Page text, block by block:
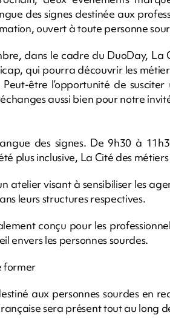
des signes destinée aux
ouvert à toute personne
dans le cadre du DuoDay, La
qui pourra découvrir les
être l’opportunité de
aussi bien pour notre
des signes. De 9h30 à
plus inclusive, La Cité des
atelier visant à sensibiliser les
leurs structures respectives.
conçu pour les
envers les personnes sourdes.
former
aux personnes sourdes en
sera présent tout au long